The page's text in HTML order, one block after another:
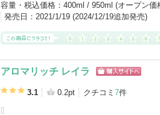
容量・税込価格： 400ml / 950ml (オープン価
発売日： 2021/1/19 (2024/12/19追加発売)
アロマリッチ レイラ
グサイトへ
3.1 0.2pt クチコミ 7件
[]